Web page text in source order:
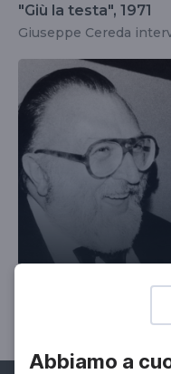
Abbiamo a
"Giù la testa", 1971
Giuseppe Cereda
"C'era una volta in